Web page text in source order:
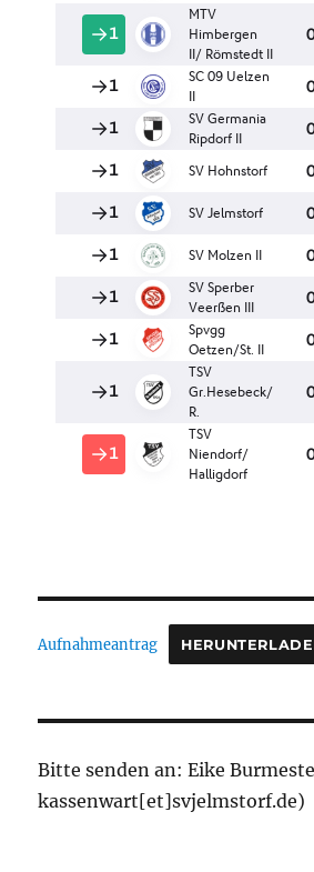
Aufnahmeantrag
Bitte senden an: Eike
kassenwart[et]svjelmstorf.de)